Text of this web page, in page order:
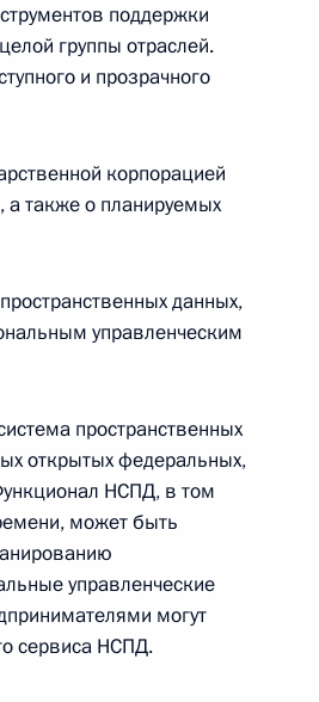
5
поддержки
группы отраслей.
и прозрачного
корпорацией
также о планируемых
данных,
управленческим
пространственных
открытых федеральных,
НСПД, в том
может быть
управленческие
могут
сервиса НСПД.